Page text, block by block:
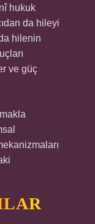
hukuk
da hileyi
hilenin
ve güç